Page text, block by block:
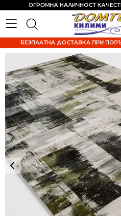
ОГРОМНА НАЛИЧНОСТ
БЕЗПЛАТНА ДОСТАВКА ПРИ